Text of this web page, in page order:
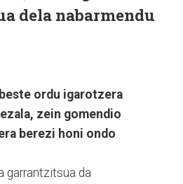
dela nabarmendu
ordu igarotzera
zein gomendio
berezi honi ondo
garrantzitsua da